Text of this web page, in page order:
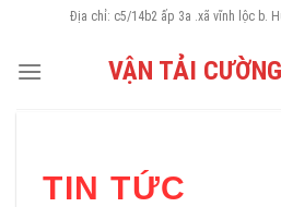
content
Địa chỉ: c5/14b2 ấp 3a .xã vĩnh lộc b.
VẬN TẢI
TIN TỨC